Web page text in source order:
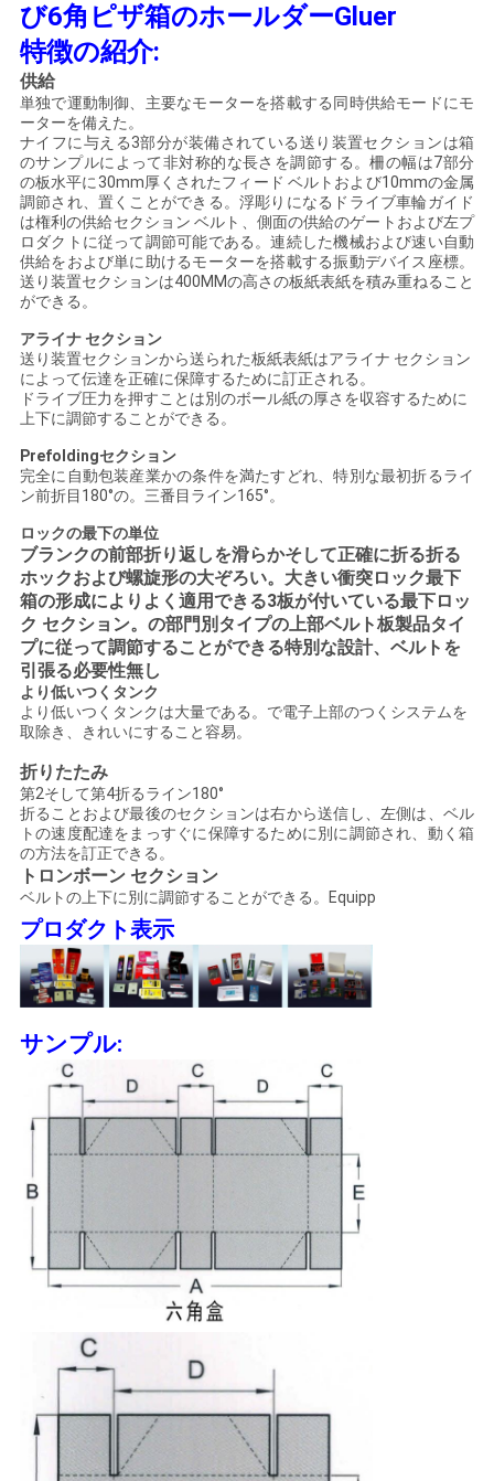
絡
し
な
さ
い
引
用
を
要
求
し
な
さ
い
地
図
PRIVACY
POLICY
び6角ピザ箱のホールダーGluer
特徴の紹介:
供給
単独で運動制御、主要なモーターを搭載する同時供給モードにモ
ーターを備えた。
ナイフに与える3部分が装備されている送り装置セクションは箱
のサンプルによって非対称的な長さを調節する。柵の幅は7部分
の板水平に30mm厚くされたフィード ベルトおよび10mmの金属
調節され、置くことができる。浮彫りになるドライブ車輪ガイド
は権利の供給セクション ベルト、側面の供給のゲートおよび左プ
ロダクトに従って調節可能である。連続した機械および速い自動
供給をおよび単に助けるモーターを搭載する振動デバイス座標。
送り装置セクションは400MMの高さの板紙表紙を積み重ねること
ができる。
アライナ セクション
送り装置セクションから送られた板紙表紙はアライナ セクション
によって伝達を正確に保障するために訂正される。
ドライブ圧力を押すことは別のボール紙の厚さを収容するために
上下に調節することができる。
Prefoldingセクション
完全に自動包装産業かの条件を満たすどれ、特別な最初折るライ
ン前折目180°の。三番目ライン165°。
ロックの最下の単位
ブランクの前部折り返しを滑らかそして正確に折る折る
ホックおよび螺旋形の大ぞろい。大きい衝突ロック最下
箱の形成によりよく適用できる3板が付いている最下ロッ
ク セクション。の部門別タイプの上部ベルト板製品タイ
プに従って調節することができる特別な設計、ベルトを
引張る必要性無し
より低いつくタンク
より低いつくタンクは大量である。で電子上部のつくシステムを
取除き、きれいにすること容易。
折りたたみ
第2そして第4折るライン180°
折ることおよび最後のセクションは右から送信し、左側は、ベル
トの速度配達をまっすぐに保障するために別に調節され、動く箱
の方法を訂正できる。
トロンボーン セクション
ベルトの上下に別に調節することができる。Equipp
プロダクト表示
サンプル: